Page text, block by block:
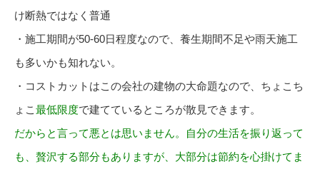
け断熱ではなく普通
・施工期間が50-60日程度なので、養生期間不足や雨天施工
も多いかも知れない。
・コストカットはこの会社の建物の大命題なので、ちょこち
ょこ 最低限度で建てているところが散見できます。
だからと言って悪とは思いません。自分の生活を振り返って
も、贅沢する部分もありますが、大部分は節約を心掛けてま